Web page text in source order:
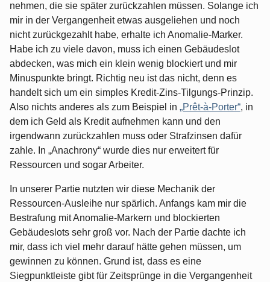
nehmen, die sie später zurückzahlen müssen. Solange ich
mir in der Vergangenheit etwas ausgeliehen und noch
nicht zurückgezahlt habe, erhalte ich Anomalie-Marker.
Habe ich zu viele davon, muss ich einen Gebäudeslot
abdecken, was mich ein klein wenig blockiert und mir
Minuspunkte bringt. Richtig neu ist das nicht, denn es
handelt sich um ein simples Kredit-Zins-Tilgungs-Prinzip.
Also nichts anderes als zum Beispiel in „Prêt-à-Porter“, in
dem ich Geld als Kredit aufnehmen kann und den
irgendwann zurückzahlen muss oder Strafzinsen dafür
zahle. In „Anachrony“ wurde dies nur erweitert für
Ressourcen und sogar Arbeiter.
In unserer Partie nutzten wir diese Mechanik der
Ressourcen-Ausleihe nur spärlich. Anfangs kam mir die
Bestrafung mit Anomalie-Markern und blockierten
Gebäudeslots sehr groß vor. Nach der Partie dachte ich
mir, dass ich viel mehr darauf hätte gehen müssen, um
gewinnen zu können. Grund ist, dass es eine
Siegpunktleiste gibt für Zeitsprünge in die Vergangenheit